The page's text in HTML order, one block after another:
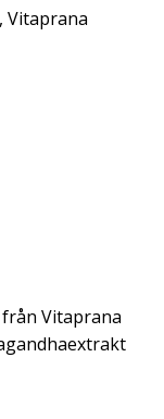
, Vitaprana
Vitaprana